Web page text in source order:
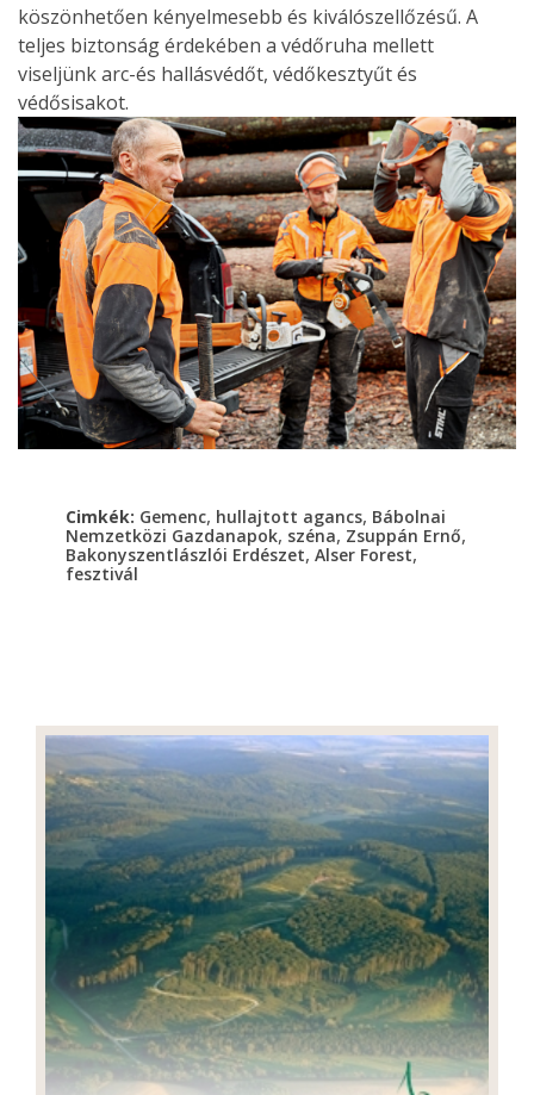
köszönhetően kényelmesebb és kiválószellőzésű. A
teljes biztonság érdekében a védőruha mellett
viseljünk arc-és hallásvédőt, védőkesztyűt és
védősisakot.
Cimkék: Gemenc, hullajtott agancs, Bábolnai
Nemzetközi Gazdanapok, széna, Zsuppán Ernő,
Bakonyszentlászlói Erdészet, Alser Forest,
fesztivál